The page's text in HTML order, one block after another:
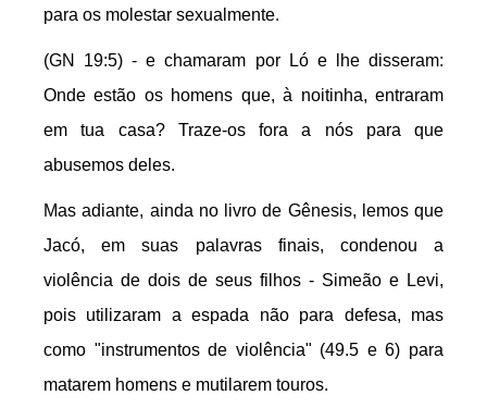
para os molestar sexualmente.
(GN 19:5) - e chamaram por Ló e lhe disseram:
Onde estão os homens que, à noitinha, entraram
em tua casa? Traze-os fora a nós para que
abusemos deles.
Mas adiante, ainda no livro de Gênesis, lemos que
Jacó, em suas palavras finais, condenou a
violência de dois de seus filhos - Simeão e Levi,
pois utilizaram a espada não para defesa, mas
como "instrumentos de violência" (49.5 e 6) para
matarem homens e mutilarem touros.